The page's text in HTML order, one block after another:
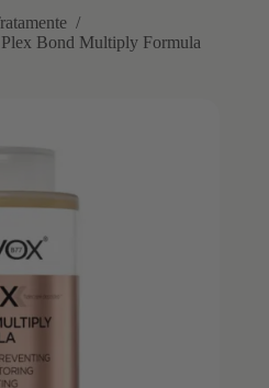
/
Bond Multiply Formula